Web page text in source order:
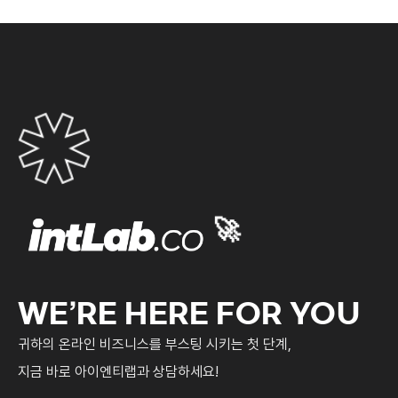
🚀
WE’RE HERE FOR YOU
귀하의 온라인 비즈니스를 부스팅 시키는 첫 단계,
지금 바로 아이엔티랩과 상담하세요!